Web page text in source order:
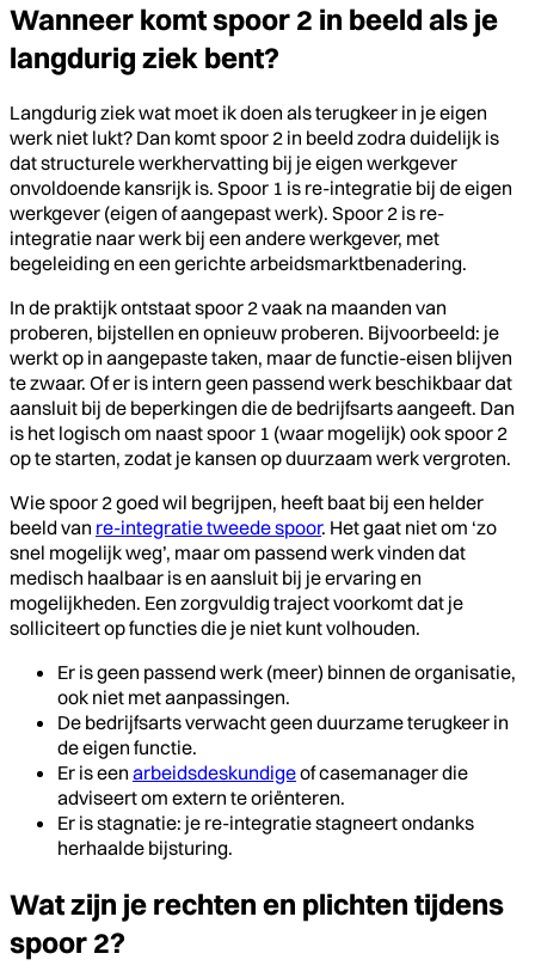
Wanneer komt spoor 2 in beeld als je
langdurig ziek bent?
Langdurig ziek wat moet ik doen als terugkeer in je eigen
werk niet lukt? Dan komt spoor 2 in beeld zodra duidelijk is
dat structurele werkhervatting bij je eigen werkgever
onvoldoende kansrijk is. Spoor 1 is re-integratie bij de eigen
werkgever (eigen of aangepast werk). Spoor 2 is re-
integratie naar werk bij een andere werkgever, met
begeleiding en een gerichte arbeidsmarktbenadering.
In de praktijk ontstaat spoor 2 vaak na maanden van
proberen, bijstellen en opnieuw proberen. Bijvoorbeeld: je
werkt op in aangepaste taken, maar de functie-eisen blijven
te zwaar. Of er is intern geen passend werk beschikbaar dat
aansluit bij de beperkingen die de bedrijfsarts aangeeft. Dan
is het logisch om naast spoor 1 (waar mogelijk) ook spoor 2
op te starten, zodat je kansen op duurzaam werk vergroten.
Wie spoor 2 goed wil begrijpen, heeft baat bij een helder
beeld van re-integratie tweede spoor. Het gaat niet om ‘zo
snel mogelijk weg’, maar om passend werk vinden dat
medisch haalbaar is en aansluit bij je ervaring en
mogelijkheden. Een zorgvuldig traject voorkomt dat je
solliciteert op functies die je niet kunt volhouden.
Er is geen passend werk (meer) binnen de organisatie,
ook niet met aanpassingen.
De bedrijfsarts verwacht geen duurzame terugkeer in
de eigen functie.
Er is een arbeidsdeskundigeof casemanager die
adviseert om extern te oriënteren.
Er is stagnatie: je re-integratie stagneert ondanks
herhaalde bijsturing.
Wat zijn je rechten en plichten tijdens
spoor 2?